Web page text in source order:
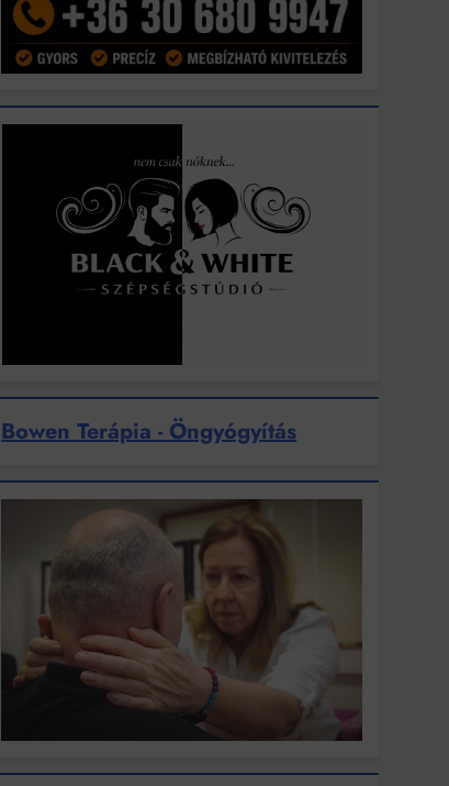
Bowen Terápia - Öngyógyítás